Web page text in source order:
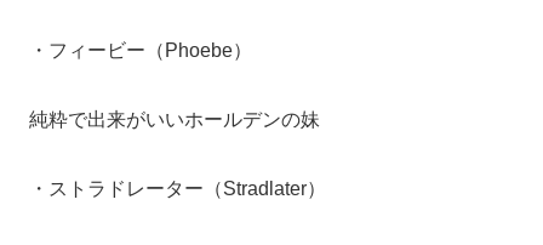
・フィービー（Phoebe）
純粋で出来がいいホールデンの妹
・ストラドレーター（Stradlater）